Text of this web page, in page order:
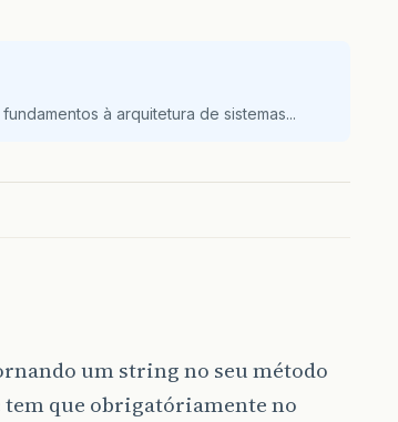
à arquitetura de sistemas...
um string no seu método
que obrigatóriamente no